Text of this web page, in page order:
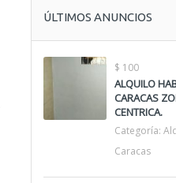
ÚLTIMOS ANUNCIOS
$ 100
ALQUILO
CARACAS
CENTRICA.
Categoría:
Caracas